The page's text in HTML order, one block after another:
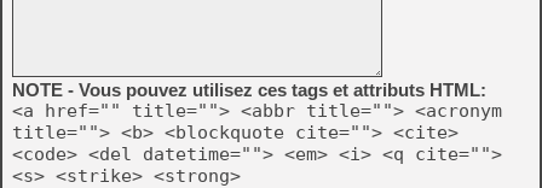
NOTE - Vous pouvez utilisez ces tags et attributs HTML:
<a href="" title=""> <abbr title=""> <acronym
title=""> <b> <blockquote cite=""> <cite>
<code> <del datetime=""> <em> <i> <q cite="">
<s> <strike> <strong>